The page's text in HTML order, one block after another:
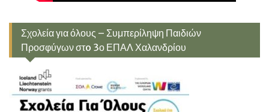
Σχολεία για όλους – Συμπερίληψη Παιδιών
Προσφύγων στo 3ο ΕΠΑΛ Χαλανδρίου